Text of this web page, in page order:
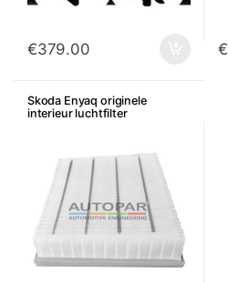
€379.00 €
Skoda Enyaq originele
interieur luchtfilter